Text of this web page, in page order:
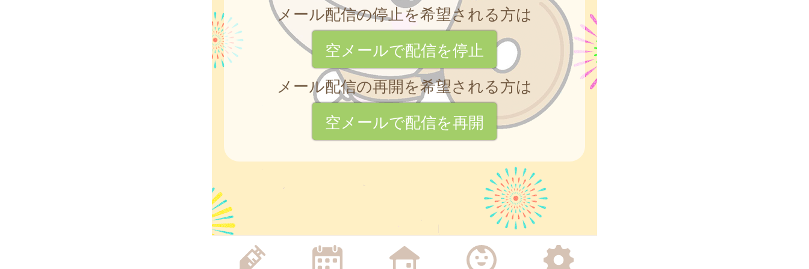
メール配信の停止を希望される方は
空メールで配信を停止
メール配信の再開を希望される方は
空メールで配信を再開